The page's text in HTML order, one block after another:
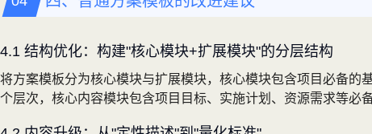
4.1 结构优化：构建"核心模块+扩展模块"的分层结构
将方案模板分为核心模块与扩展模块，核心模块包含项目必备
个层次，核心内容模块包含项目目标、实施计划、资源需求等必